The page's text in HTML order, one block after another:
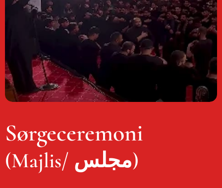
Sørgeceremoni
(Majlis/ مجلس)